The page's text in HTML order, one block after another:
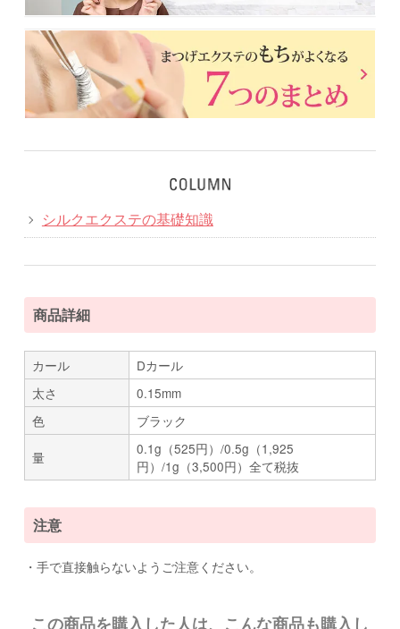
シルクエクステの基礎知識
商品詳細
カール
Dカール
太さ
0.15mm
色
ブラック
量
0.1g（525円）/0.5g（1,925
円）/1g（3,500円）全て税抜
注意
・手で直接触らないようご注意ください。
この商品を購入した人は、こんな商品も購入し